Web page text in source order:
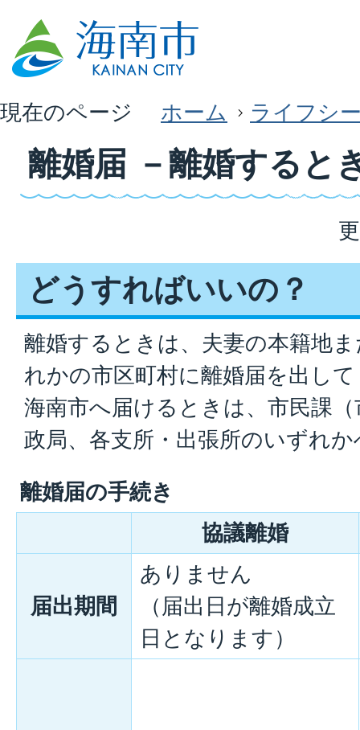
現在のページ ホーム ライフシ
離婚届 －離婚すると
どうすればいいの？
離婚するときは、夫妻の本籍地
れかの市区町村に離婚届を出し
海南市へ届けるときは、市民課
政局、各支所・出張所のいずれ
離婚届の手続き
協議離婚
届出期間
ありません
（届出日が離婚成立
日となります）